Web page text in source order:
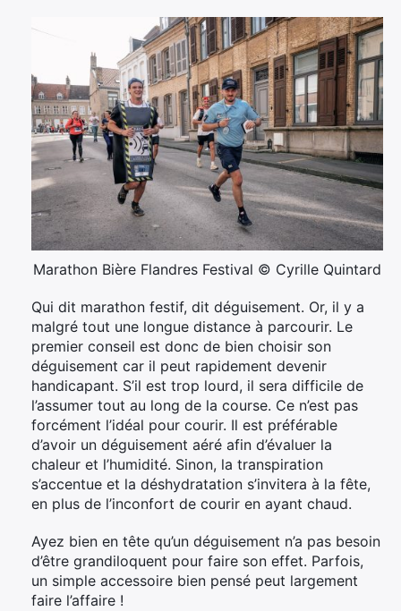
Marathon Bière Flandres Festival © Cyrille Quintard
Qui dit marathon festif, dit déguisement. Or, il y a
malgré tout une longue distance à parcourir. Le
premier conseil est donc de bien choisir son
déguisement car il peut rapidement devenir
handicapant. S’il est trop lourd, il sera difficile de
l’assumer tout au long de la course. Ce n’est pas
forcément l’idéal pour courir. Il est préférable
d’avoir un déguisement aéré afin d’évaluer la
chaleur et l’humidité. Sinon, la transpiration
s’accentue et la déshydratation s’invitera à la fête,
en plus de l’inconfort de courir en ayant chaud.
Ayez bien en tête qu’un déguisement n’a pas besoin
d’être grandiloquent pour faire son effet. Parfois,
un simple accessoire bien pensé peut largement
faire l’affaire !